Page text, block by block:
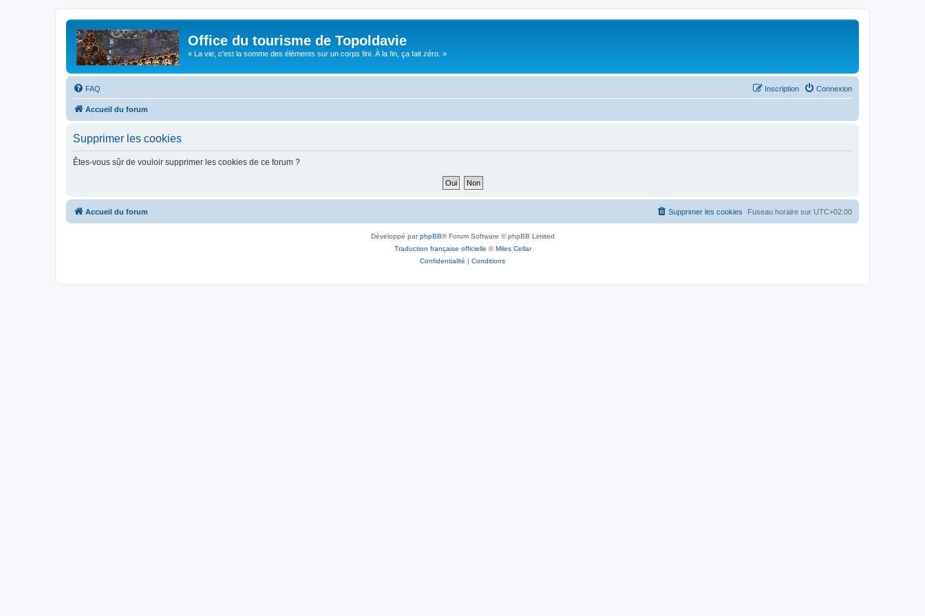
Office du tourisme de Topoldavie
« La vie, c'est la somme des éléments sur un corps fini. À la fin, ça fait zéro. »
FAQ Connexion
Inscription
Accueil du forum
Supprimer les cookies
Êtes-vous sûr de vouloir supprimer les cookies de ce forum ?
Accueil du forum Fuseau horaire sur UTC+02:00
Supprimer les cookies
Développé parphpBB® Forum Software © phpBB Limited
Traduction française officielle ©Miles Cellar
Confidentialité | Conditions